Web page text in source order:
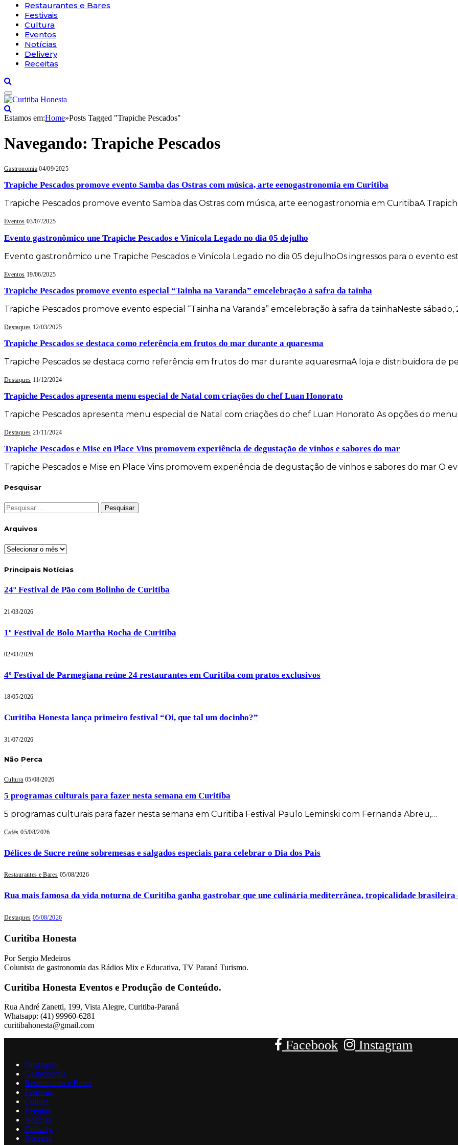
Restaurantes e Bares
Festivais
Cultura
Eventos
Notícias
Delivery
Receitas
Estamos em:Home»Posts Tagged "Trapiche Pescados"
Navegando: Trapiche Pescados
Gastronomia 04/09/2025
Trapiche Pescados promove evento Samba das Ostras com música, arte eenogastronomia em Curitiba
Trapiche Pescados promove evento Samba das Ostras com música, arte eenogastronomia em CuritibaA
Eventos 03/07/2025
Evento gastronômico une Trapiche Pescados e Vinícola Legado no dia 05 dejulho
Evento gastronômico une Trapiche Pescados e Vinícola Legado no dia 05 dejulhoOs ingressos para o evento
Eventos 19/06/2025
Trapiche Pescados promove evento especial “Tainha na Varanda” emcelebração à safra da tainha
Trapiche Pescados promove evento especial “Tainha na Varanda” emcelebração à safra da tainhaNeste
Destaques 12/03/2025
Trapiche Pescados se destaca como referência em frutos do mar durante a quaresma
Trapiche Pescados se destaca como referência em frutos do mar durante aquaresmaA loja e distribuidora de
Destaques 11/12/2024
Trapiche Pescados apresenta menu especial de Natal com criações do chef Luan Honorato
Trapiche Pescados apresenta menu especial de Natal com criações do chef Luan Honorato As opções do
Destaques 21/11/2024
Trapiche Pescados e Mise en Place Vins promovem experiência de degustação de vinhos e sabores do mar
Trapiche Pescados e Mise en Place Vins promovem experiência de degustação de vinhos e sabores do mar O
Pesquisar
Pesquisar
por:
Arquivos
Arquivos
Principais Notícias
24º Festival de Pão com Bolinho de Curitiba
21/03/2026
1º Festival de Bolo Martha Rocha de Curitiba
02/03/2026
4º Festival de Parmegiana reúne 24 restaurantes em Curitiba com pratos exclusivos
18/05/2026
Curitiba Honesta lança primeiro festival “Oi, que tal um docinho?”
31/07/2026
Não Perca
Cultura 05/08/2026
5 programas culturais para fazer nesta semana em Curitiba
5 programas culturais para fazer nesta semana em Curitiba Festival Paulo Leminski com Fernanda Abreu,…
Cafés 05/08/2026
Délices de Sucre reúne sobremesas e salgados especiais para celebrar o Dia dos Pais
Restaurantes e Bares 05/08/2026
Rua mais famosa da vida noturna de Curitiba ganha gastrobar que une culinária mediterrânea, tropicalidade brasileira
Destaques 05/08/2026
Curitiba Honesta
Por Sergio Medeiros
Colunista de gastronomia das Rádios Mix e Educativa, TV Paraná Turismo.
Curitiba Honesta Eventos e Produção de Conteúdo.
Rua André Zanetti, 199, Vista Alegre, Curitiba-Paraná
Whatsapp: (41) 99960-6281
curitibahonesta@gmail.com
Facebook Instagram
Destaques
Gastronomia
Restaurantes e Bares
Festivais
Cultura
Eventos
Notícias
Delivery
Receitas